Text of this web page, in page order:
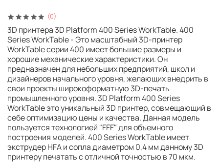
(0)
3D принтера 3D Platform 400 Series WorkTable. 400
Series WorkTable - Это масштабный 3D-принтер
WorkTable серии 400 имеет большие размеры и
хорошие механические характеристики. Он
предназначен для небольших предприятий, школ и
дизайнеров начального уровня, желающих внедрить в
свои проекты широкоформатную 3D-печать
промышленного уровня. 3D Platform 400 Series
WorkTable это уникальный 3D принтер, совмещающий в
себе оптимизацию цены и качества. Данная модель
пользуется технологией "FFF" для объемного
построения моделей. 400 Series WorkTable имеет
экструдер HFA и сопла диаметром 0,4 мм данному 3D
принтеру печатать с отличной точностью в 70 мкм.